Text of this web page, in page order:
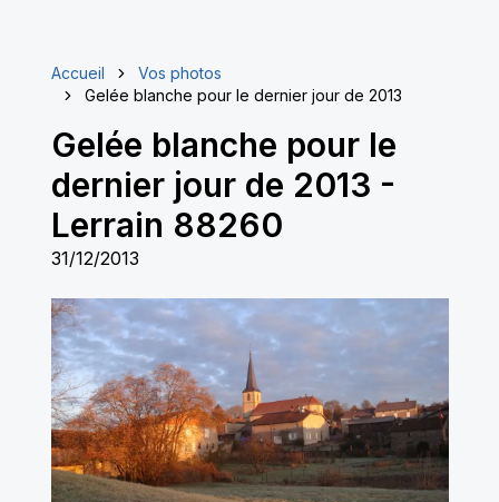
Accueil
Vos photos
Gelée blanche pour le dernier jour de 2013
Gelée blanche pour le
dernier jour de 2013 -
Lerrain 88260
31/12/2013